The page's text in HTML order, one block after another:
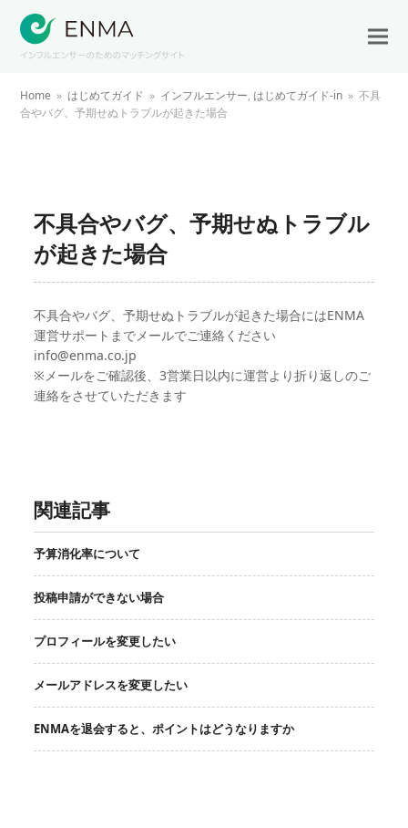
Home » はじめてガイド » インフルエンサー, はじめてガイド-in » 不具
合やバグ、予期せぬトラブルが起きた場合
不具合やバグ、予期せぬトラブル
が起きた場合
不具合やバグ、予期せぬトラブルが起きた場合にはENMA
運営サポートまでメールでご連絡ください
info@enma.co.jp
※メールをご確認後、3営業日以内に運営より折り返しのご
連絡をさせていただきます
関連記事
予算消化率について
投稿申請ができない場合
プロフィールを変更したい
メールアドレスを変更したい
ENMAを退会すると、ポイントはどうなりますか